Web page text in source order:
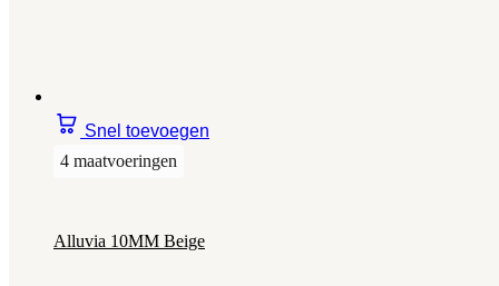
Snel toevoegen
4 maatvoeringen
Alluvia 10MM Beige